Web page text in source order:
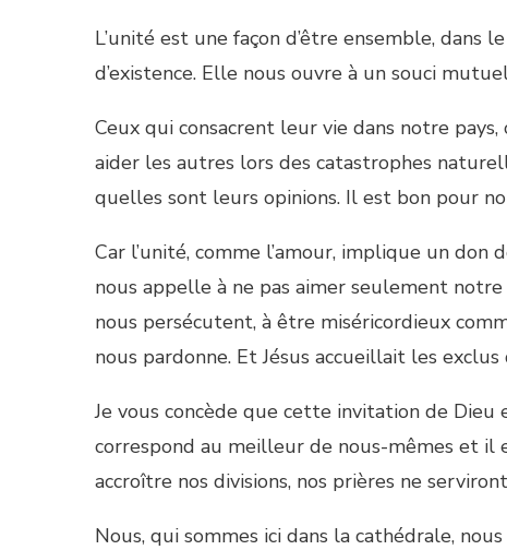
L’unité est une façon d’être ensemble, dans
d’existence. Elle nous ouvre à un souci
Ceux qui consacrent leur vie dans notre
aider les autres lors des catastrophes
quelles sont leurs opinions. Il est bon pour
Car l’unité, comme l’amour, implique un don
nous appelle à ne pas aimer seulement
nous persécutent, à être miséricordieux
nous pardonne. Et Jésus accueillait les exclus
Je vous concède que cette invitation de Dieu
correspond au meilleur de nous-mêmes et il
accroître nos divisions, nos prières ne
Nous, qui sommes ici dans la cathédrale,